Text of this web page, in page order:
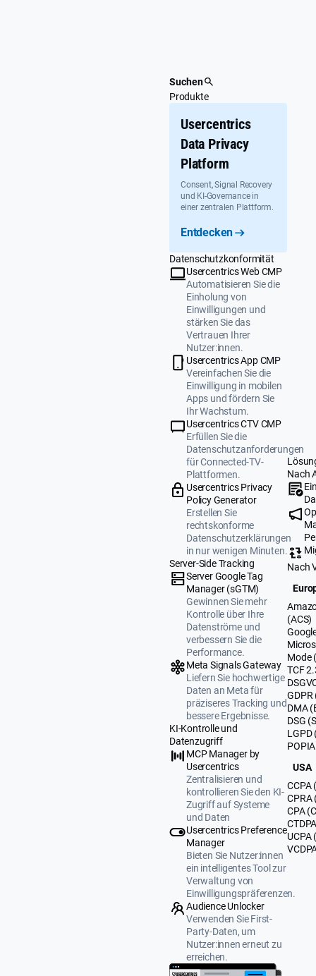
Suchen
Produkte
Usercentrics
Data Privacy
Platform
Consent, Signal Recovery
und KI-Governance in
einer zentralen Plattform.
Entdecken
Datenschutzkonformität
Usercentrics Web CMP
Automatisieren Sie die
Einholung von
Einwilligungen und
stärken Sie das
Vertrauen Ihrer
Nutzer:innen.
Usercentrics App CMP
Vereinfachen Sie die
Einwilligung in mobilen
Apps und fördern Sie
Ihr Wachstum.
Usercentrics CTV CMP
Erfüllen Sie die
Datenschutzanforderungen
für Connected-TV-
Plattformen.
Usercentrics Privacy
Policy Generator
Erstellen Sie
rechtskonforme
Datenschutzerklärungen
in nur wenigen Minuten.
Server-Side Tracking
Server Google Tag
Manager (sGTM)
Gewinnen Sie mehr
Kontrolle über Ihre
Datenströme und
verbessern Sie die
Performance.
Meta Signals Gateway
Liefern Sie hochwertige
Daten an Meta für
präziseres Tracking und
bessere Ergebnisse.
KI-Kontrolle und
Datenzugriff
MCP Manager by
Usercentrics
Zentralisieren und
kontrollieren Sie den KI-
Zugriff auf Systeme
und Daten
Usercentrics Preference
Manager
Bieten Sie Nutzer:innen
ein intelligentes Tool zur
Verwaltung von
Einwilligungspräferenzen.
Audience Unlocker
Verwenden Sie First-
Party-Daten, um
Nutzer:innen erneut zu
erreichen.
Nach
Nach
(ACS)
Mode
TCF
GDPR
DMA
DSG
LGPD
USA
CCPA
CPRA
CPA
UCPA